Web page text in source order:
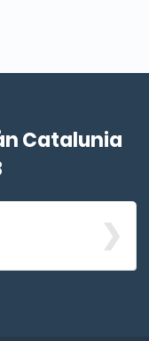
Catalunia